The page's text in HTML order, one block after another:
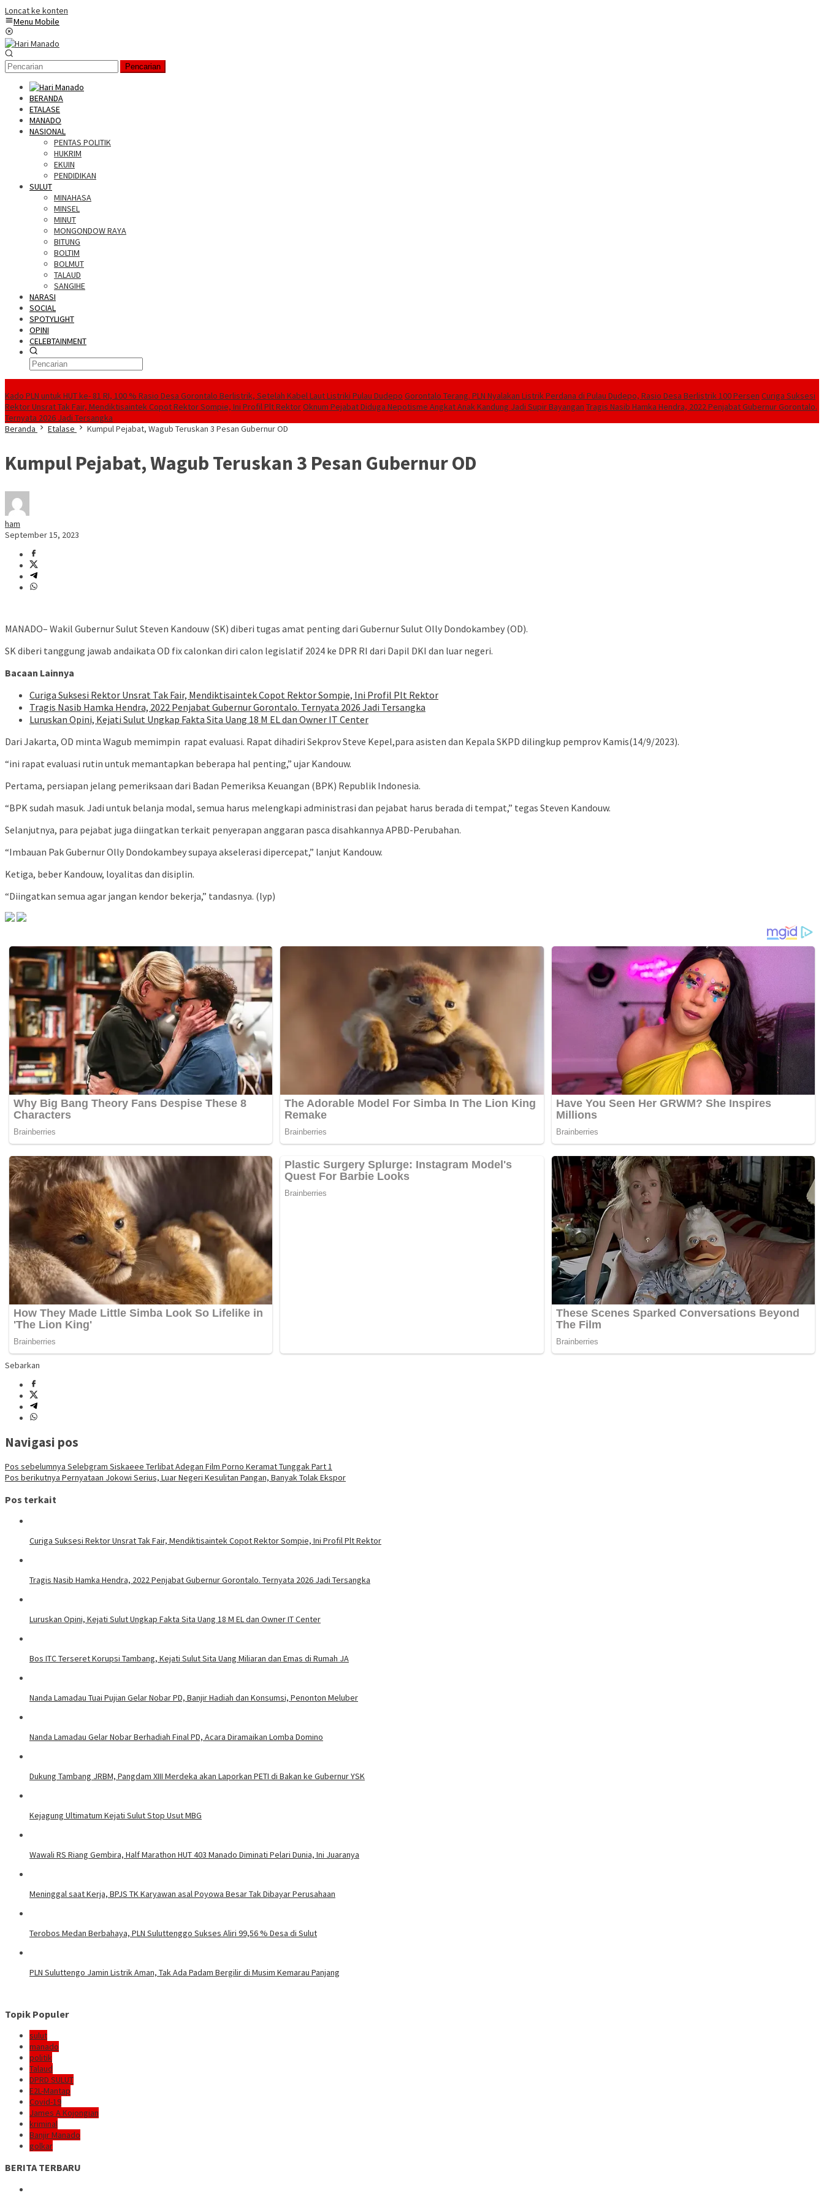
Loncat ke konten
Menu Mobile
Pencarian
BERANDA
ETALASE
MANADO
NASIONAL
PENTAS POLITIK
HUKRIM
EKUIN
PENDIDIKAN
SULUT
MINAHASA
MINSEL
MINUT
MONGONDOW RAYA
BITUNG
BOLTIM
BOLMUT
TALAUD
SANGIHE
NARASI
SOCIAL
SPOTYLIGHT
OPINI
CELEBTAINMENT
Kado PLN untuk HUT ke- 81 RI, 100 % Rasio Desa Gorontalo Berlistrik, Setelah Kabel Laut Listriki Pulau Dudepo Gorontalo Terang. PLN Nyalakan Listrik Perdana di Pulau Dudepo, Rasio Desa Berlistrik 100 Persen Curiga Suksesi
Rektor Unsrat Tak Fair, Mendiktisaintek Copot Rektor Sompie, Ini Profil Plt RektorOknum Pejabat Diduga Nepotisme Angkat Anak Kandung Jadi Supir Bayangan Tragis Nasib Hamka Hendra, 2022 Penjabat Gubernur Gorontalo.
Ternyata 2026 Jadi Tersangka
Beranda
Etalase Kumpul Pejabat, Wagub Teruskan 3 Pesan Gubernur OD
Kumpul Pejabat, Wagub Teruskan 3 Pesan Gubernur OD
ham
September 15, 2023
MANADO– Wakil Gubernur Sulut Steven Kandouw (SK) diberi tugas amat penting dari Gubernur Sulut Olly Dondokambey (OD).
SK diberi tanggung jawab andaikata OD fix calonkan diri calon legislatif 2024 ke DPR RI dari Dapil DKI dan luar negeri.
Bacaan Lainnya
Curiga Suksesi Rektor Unsrat Tak Fair, Mendiktisaintek Copot Rektor Sompie, Ini Profil Plt Rektor
Tragis Nasib Hamka Hendra, 2022 Penjabat Gubernur Gorontalo. Ternyata 2026 Jadi Tersangka
Luruskan Opini, Kejati Sulut Ungkap Fakta Sita Uang 18 M EL dan Owner IT Center
Dari Jakarta, OD minta Wagub memimpin rapat evaluasi. Rapat dihadiri Sekprov Steve Kepel,para asisten dan Kepala SKPD dilingkup pemprov Kamis(14/9/2023).
“ini rapat evaluasi rutin untuk memantapkan beberapa hal penting,” ujar Kandouw.
Pertama, persiapan jelang pemeriksaan dari Badan Pemeriksa Keuangan (BPK) Republik Indonesia.
“BPK sudah masuk. Jadi untuk belanja modal, semua harus melengkapi administrasi dan pejabat harus berada di tempat,” tegas Steven Kandouw.
Selanjutnya, para pejabat juga diingatkan terkait penyerapan anggaran pasca disahkannya APBD-Perubahan.
“Imbauan Pak Gubernur Olly Dondokambey supaya akselerasi dipercepat,” lanjut Kandouw.
Ketiga, beber Kandouw, loyalitas dan disiplin.
“Diingatkan semua agar jangan kendor bekerja,” tandasnya. (lyp)
Sebarkan
Navigasi pos
Pos sebelumnya Selebgram Siskaeee Terlibat Adegan Film Porno Keramat Tunggak Part 1
Pos berikutnya Pernyataan Jokowi Serius, Luar Negeri Kesulitan Pangan, Banyak Tolak Ekspor
Pos terkait
Curiga Suksesi Rektor Unsrat Tak Fair, Mendiktisaintek Copot Rektor Sompie, Ini Profil Plt Rektor
Tragis Nasib Hamka Hendra, 2022 Penjabat Gubernur Gorontalo. Ternyata 2026 Jadi Tersangka
Luruskan Opini, Kejati Sulut Ungkap Fakta Sita Uang 18 M EL dan Owner IT Center
Bos ITC Terseret Korupsi Tambang, Kejati Sulut Sita Uang Miliaran dan Emas di Rumah JA
Nanda Lamadau Tuai Pujian Gelar Nobar PD, Banjir Hadiah dan Konsumsi, Penonton Meluber
Nanda Lamadau Gelar Nobar Berhadiah Final PD, Acara Diramaikan Lomba Domino
Dukung Tambang JRBM, Pangdam XIII Merdeka akan Laporkan PETI di Bakan ke Gubernur YSK
Kejagung Ultimatum Kejati Sulut Stop Usut MBG
Wawali RS Riang Gembira, Half Marathon HUT 403 Manado Diminati Pelari Dunia, Ini Juaranya
Meninggal saat Kerja, BPJS TK Karyawan asal Poyowa Besar Tak Dibayar Perusahaan
Terobos Medan Berbahaya, PLN Suluttenggo Sukses Aliri 99,56 % Desa di Sulut
PLN Suluttengo Jamin Listrik Aman, Tak Ada Padam Bergilir di Musim Kemarau Panjang
Topik Populer
sulut
manado
politik
Talaud
DPRD SULUT
E2L-Mantap
Covid-19
James A Kojongian
kriminal
Banjir Manado
golkar
BERITA TERBARU